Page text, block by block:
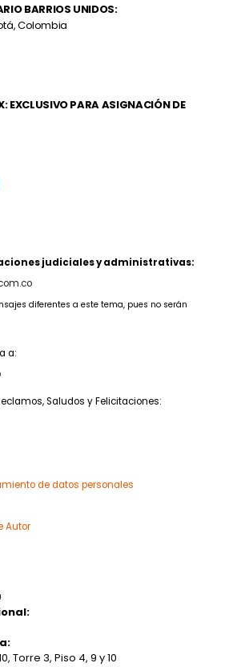
BARRIOS UNIDOS:
Colombia
EXCLUSIVO PARA ASIGNACIÓN DE
judiciales y administrativas:
diferentes a este tema, pues no serán
a:
Saludos y Felicitaciones:
de datos personales
Autor
Torre 3, Piso 4, 9 y 10